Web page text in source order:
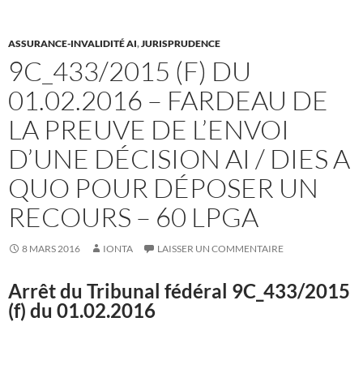
ASSURANCE-INVALIDITÉ AI,JURISPRUDENCE
9C_433/2015 (F) DU
01.02.2016 – FARDEAU DE
LA PREUVE DE L’ENVOI
D’UNE DÉCISION AI / DIES A
QUO POUR DÉPOSER UN
RECOURS – 60 LPGA
8 MARS 2016 IONTA LAISSER UN COMMENTAIRE
Arrêt du Tribunal fédéral 9C_433/2015
(f) du 01.02.2016